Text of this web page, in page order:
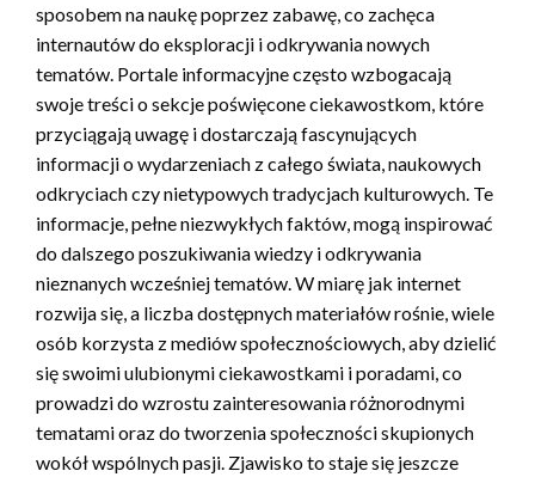
sposobem na naukę poprzez zabawę, co zachęca
internautów do eksploracji i odkrywania nowych
tematów. Portale informacyjne często wzbogacają
swoje treści o sekcje poświęcone ciekawostkom, które
przyciągają uwagę i dostarczają fascynujących
informacji o wydarzeniach z całego świata, naukowych
odkryciach czy nietypowych tradycjach kulturowych. Te
informacje, pełne niezwykłych faktów, mogą inspirować
do dalszego poszukiwania wiedzy i odkrywania
nieznanych wcześniej tematów. W miarę jak internet
rozwija się, a liczba dostępnych materiałów rośnie, wiele
osób korzysta z mediów społecznościowych, aby dzielić
się swoimi ulubionymi ciekawostkami i poradami, co
prowadzi do wzrostu zainteresowania różnorodnymi
tematami oraz do tworzenia społeczności skupionych
wokół wspólnych pasji. Zjawisko to staje się jeszcze